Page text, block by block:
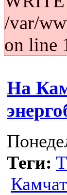
/var/
on line
На
Теги: